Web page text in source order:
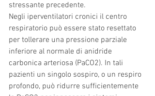
stressante precedente.
Negli iperventilatori cronici il centro
respiratorio può essere stato resettato
per tollerare una pressione parziale
inferiore al normale di anidride
carbonica arteriosa (PaCO2). In tali
pazienti un singolo sospiro, o un respiro
profondo, può ridurre sufficientemente